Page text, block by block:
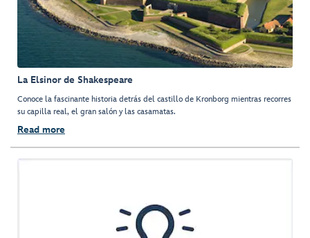
La Elsinor de Shakespeare
Conoce la fascinante historia detrás del castillo de Kronborg mientras recorres
su capilla real, el gran salón y las casamatas.
Read more